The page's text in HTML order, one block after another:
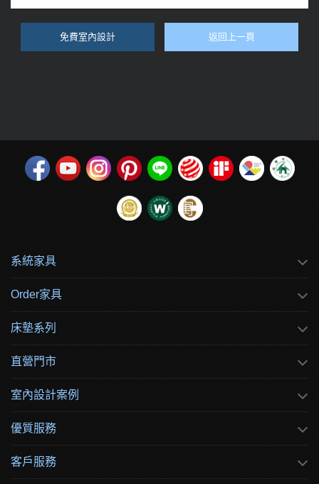
免費室內設計 返回上一頁
系統家具
Order家具
床墊系列
直營門市
室內設計案例
優質服務
客戶服務